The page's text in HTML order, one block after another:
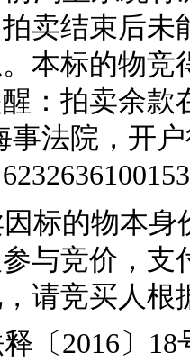
煤等户名
买受人承
过户手续
限制，请
状及存
不承担过
接受行政